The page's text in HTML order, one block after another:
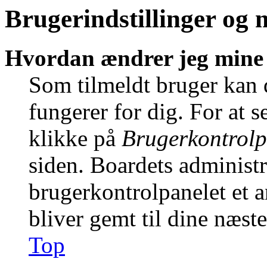
Brugerindstillinger og
Hvordan ændrer jeg
Som tilmeldt bruger kan
fungerer for dig. For at
klikke på
siden. Boardets
brugerkontrolpanelet et
bliver gemt til dine
Top